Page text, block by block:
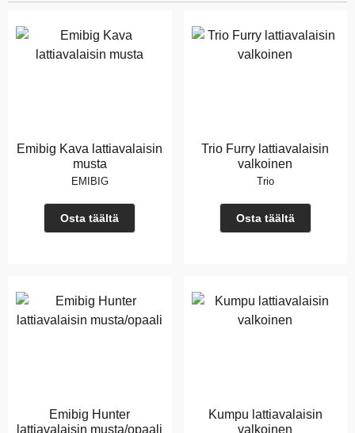
Emibig Kava lattiavalaisin
musta
EMIBIG
Osta täältä
Trio Furry lattiavalaisin
valkoinen
Trio
Osta täältä
Emibig Hunter
lattiavalaisin musta/opaali
Kumpu lattiavalaisin
valkoinen